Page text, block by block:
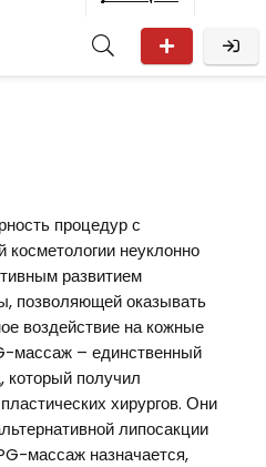
процедур с
косметологии неуклонно
развитием
позволяющей оказывать
воздействие на кожные
массаж – единственный
который получил
хирургов. Они
липосакции
массаж назначается,